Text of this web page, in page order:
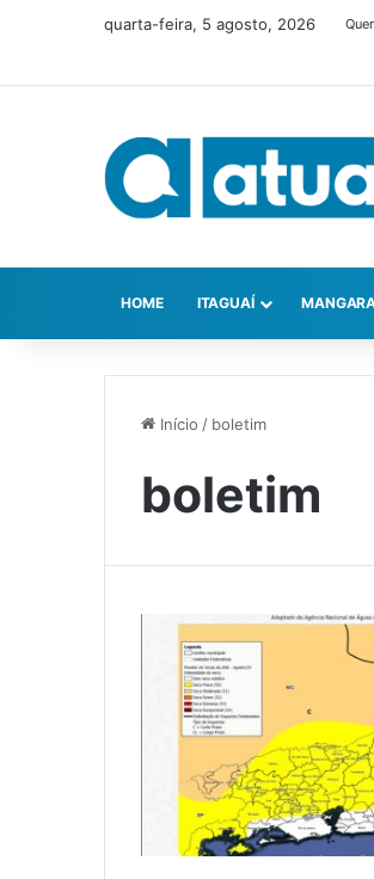
quarta-feira, 5 agosto, 2026
HOME ITAGUAÍ
Início / boletim
boletim